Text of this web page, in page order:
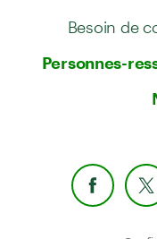
Besoin de
Personnes-